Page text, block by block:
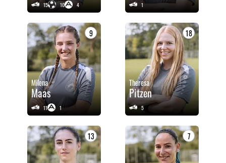
15 10 4 1
9
Milena
Maas
11 1
18
Theresa
Pitzen
5
13 7